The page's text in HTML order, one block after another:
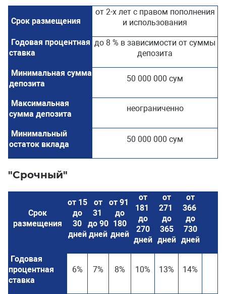
Срок размещения
от 2-х лет с правом пополнения
и использования
Годовая процентная
ставка
до 8 % в зависимости от суммы
депозита
Минимальная сумма
депозита
50 000 000 сум
Максимальная
сумма депозита
неограниченно
Минимальный
остаток вклада
50 000 000 сум
"Срочный"
Срок
размещения
от 15
до
30
дней
от
31
до 90
дней
от 91
до
180
дней
от
181
до
270
дней
от
271
до
365
дней
от
366
до
730
дней
Годовая
процентная
ставка
6% 7% 8% 10% 13% 14%